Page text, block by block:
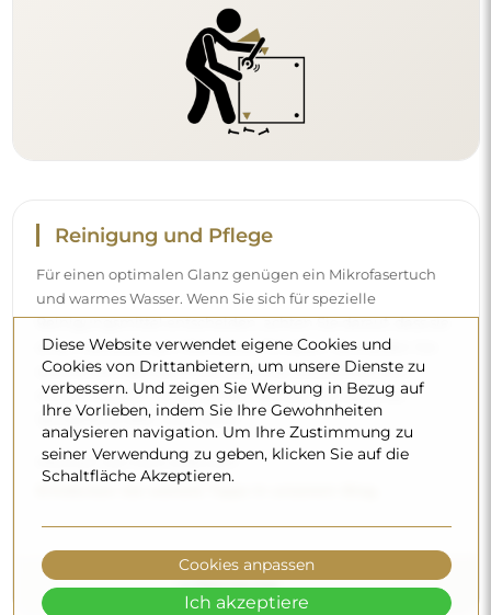
Reinigung und Pflege
Für einen optimalen Glanz genügen ein Mikrofasertuch
und warmes Wasser. Wenn Sie sich für spezielle
Reinigungsmittel entscheiden, achten Sie darauf, dass sie
einen neutralen pH-Wert (etwa 7) haben. Vermeiden Sie
scharfe Reinigungsmittel mit Essig, Ammoniak oder
starken Säuren – so behält der Spiegel sein schönes
Spiegelbild über viele Jahre.
Möchten Sie mehr erfahren?
Entdecken Sie weitere Tipps in unserem Blog.
Diese Website verwendet eigene Cookies und
Cookies von Drittanbietern, um unsere Dienste zu
verbessern. Und zeigen Sie Werbung in Bezug auf
Ihre Vorlieben, indem Sie Ihre Gewohnheiten
analysieren navigation. Um Ihre Zustimmung zu
seiner Verwendung zu geben, klicken Sie auf die
Schaltfläche Akzeptieren.
Cookies anpassen
Ich akzeptiere